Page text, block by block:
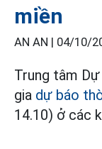
miền
AN AN | 04/10/
Trung tâm
gia dự báo
14.10) ở các